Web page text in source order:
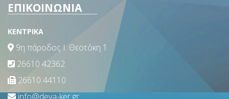
ΕΠΙΚΟΙΝΩΝΙΑ
ΚΕΝΤΡΙΚΑ
9η πάροδος Ι. Θεοτόκη 1
26610 42362
26610 44110
info@deya-ker.gr